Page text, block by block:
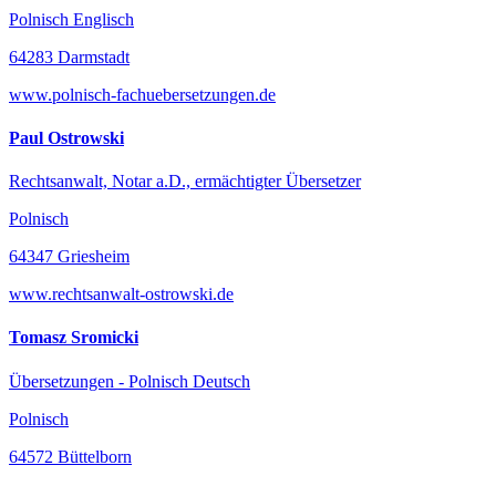
Polnisch Englisch
64283 Darmstadt
www.polnisch-fachuebersetzungen.de
Paul Ostrowski
Rechtsanwalt, Notar a.D., ermächtigter Übersetzer
Polnisch
64347 Griesheim
www.rechtsanwalt-ostrowski.de
Tomasz Sromicki
Übersetzungen - Polnisch Deutsch
Polnisch
64572 Büttelborn